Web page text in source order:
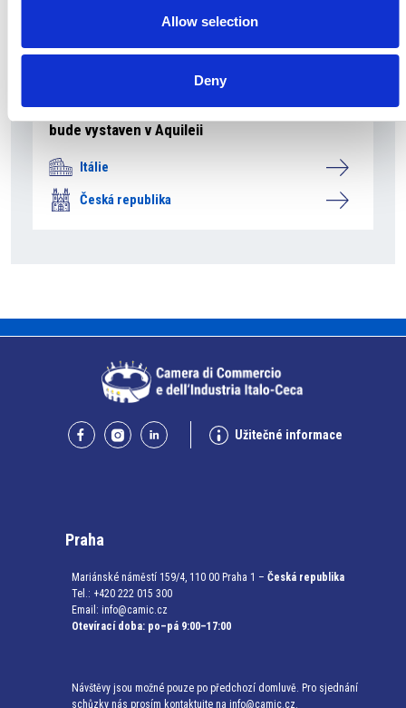
Allow selection
Deny
Pražský fragment evangelia svatého Marka
bude vystaven v Aquileii
Itálie
Česká republika
Užitečné informace
Praha
Mariánské náměstí 159/4, 110 00 Praha 1 – Česká republika
Tel.: +420 222 015 300
Email: info@camic.cz
Otevírací doba: po–pá 9:00–17:00
Návštěvy jsou možné pouze po předchozí domluvě. Pro sjednání
schůzky nás prosím kontaktujte na info@camic.cz.